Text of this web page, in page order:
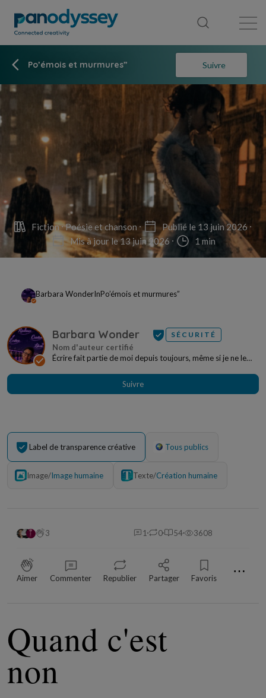
Po’émois et murmures” Suivre
Fiction Poésie et chanson
Publié le 13 juin 2026
Mis à jour le 13 juin 2026
1 min
Barbara WonderInPo’émois et murmures”
Barbara Wonder SÉCURITÉ
Écrire fait partie de moi depuis toujours, même si je ne le
Suivre
Label de transparence créative Tous publics
Image/Image humaine Texte/Création humaine
3 1 0 54 3608
Aimer Commenter Republier Partager Favoris ⋯
Quand c'est
non